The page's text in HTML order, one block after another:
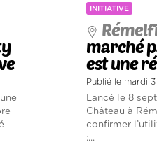
INITIATIVE
marché
est une
Publié le mardi
Lancé le 8
Château à
confirmer
:...